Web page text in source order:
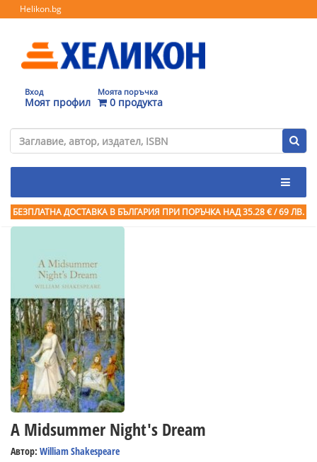
Helikon.bg
Вход
Моят профил
Моята поръчка
0 продукта
БЕЗПЛАТНА ДОСТАВКА В БЪЛГАРИЯ ПРИ ПОРЪЧКА НАД 35.28 € / 69 ЛВ.
A Midsummer Night's Dream
Автор: William Shakespeare